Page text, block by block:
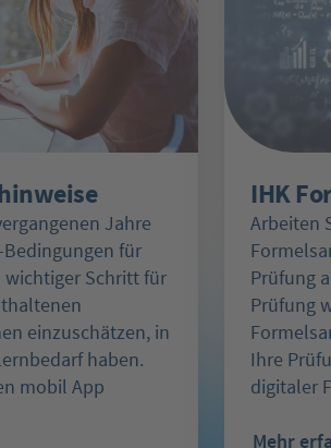
Jahre
für
wichtiger Schritt für
einzuschätzen, in
haben.
mobil App
IHK
Arbeiten
Prüfung
Prüfung
Ihre
digitaler
Mehr